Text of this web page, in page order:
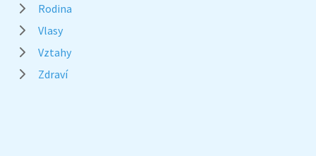
Rodina
Vlasy
Vztahy
Zdraví